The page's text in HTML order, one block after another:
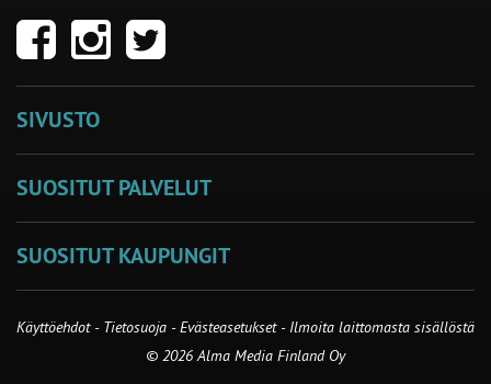
SIVUSTO
SUOSITUT PALVELUT
SUOSITUT KAUPUNGIT
Käyttöehdot - Tietosuoja -Evästeasetukset- Ilmoita laittomasta sisällöstä
© 2026 Alma Media Finland Oy